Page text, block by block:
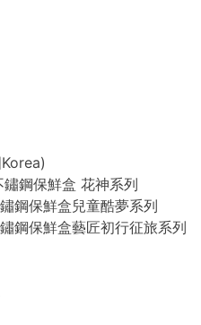
鋼保鮮盒 花神系列
鋼保鮮盒兒童酷夢系列
鋼保鮮盒藝匠初行征旅系列